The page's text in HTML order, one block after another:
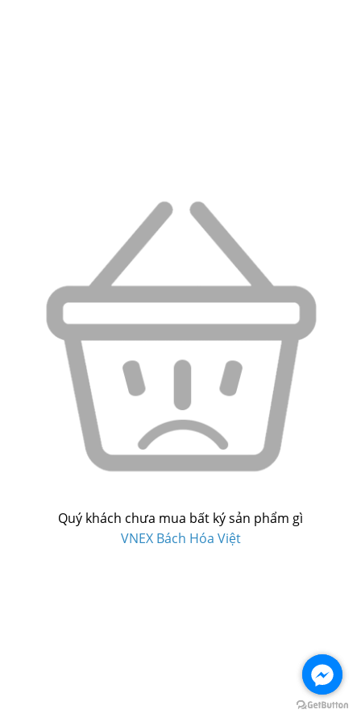
Quý khách chưa mua bất ký sản phẩm gì
VNEX Bách Hóa Việt